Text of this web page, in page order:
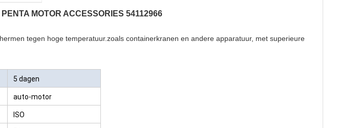
MOTOR ACCESSORIES 54112966
tegen hoge temperatuur.zoals containerkranen en andere apparatuur, met superieure
5 dagen
auto-motor
ISO